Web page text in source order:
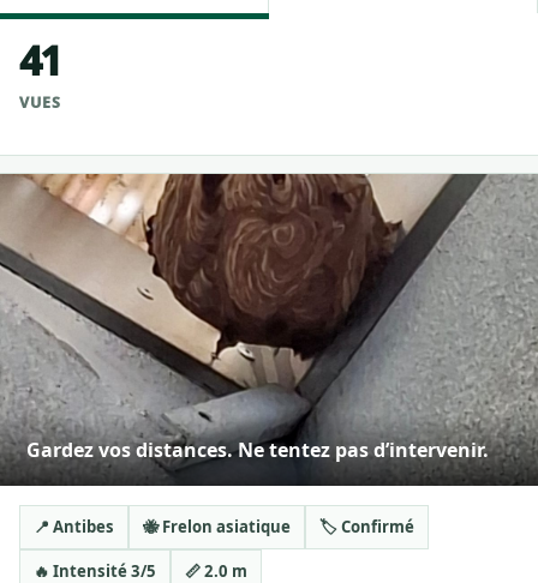
41
VUES
Gardez vos distances. Ne tentez pas d’intervenir.
📍 Antibes 🐝 Frelon asiatique 🏷️ Confirmé
🔥 Intensité 3/5 📏 2.0 m